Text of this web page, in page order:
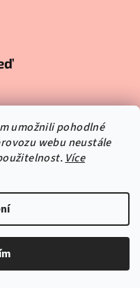
umožnili pohodlné
webu neustále
Více